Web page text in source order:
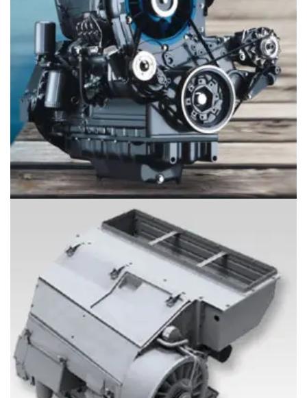
Động cơ Deutz máy tàu thủy 914M
Giá 097.796.5752